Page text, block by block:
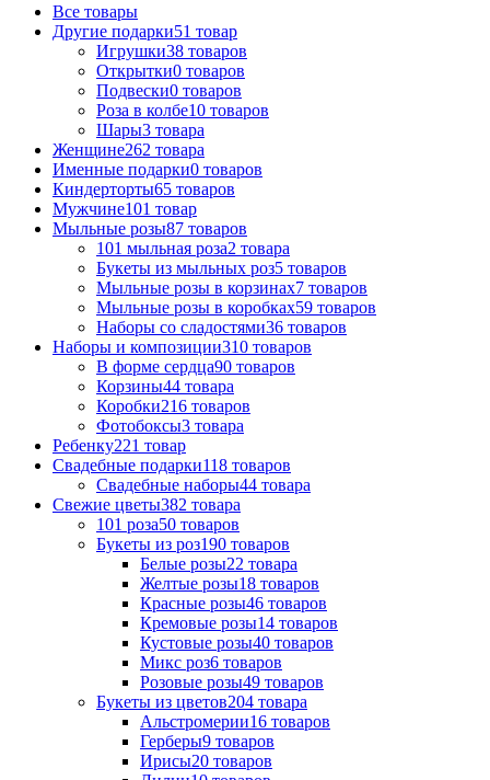
Все товары
Другие подарки51 товар
Игрушки38 товаров
Открытки0 товаров
Подвески0 товаров
Роза в колбе10 товаров
Шары3 товара
Женщине262 товара
Именные подарки0 товаров
Киндерторты65 товаров
Мужчине101 товар
Мыльные розы87 товаров
101 мыльная роза2 товара
Букеты из мыльных роз5 товаров
Мыльные розы в корзинах7 товаров
Мыльные розы в коробках59 товаров
Наборы со сладостями36 товаров
Наборы и композиции310 товаров
В форме сердца90 товаров
Корзины44 товара
Коробки216 товаров
Фотобоксы3 товара
Ребенку221 товар
Свадебные подарки118 товаров
Свадебные наборы44 товара
Свежие цветы382 товара
101 роза50 товаров
Букеты из роз190 товаров
Белые розы22 товара
Желтые розы18 товаров
Красные розы46 товаров
Кремовые розы14 товаров
Кустовые розы40 товаров
Микс роз6 товаров
Розовые розы49 товаров
Букеты из цветов204 товара
Альстромерии16 товаров
Герберы9 товаров
Ириcы20 товаров